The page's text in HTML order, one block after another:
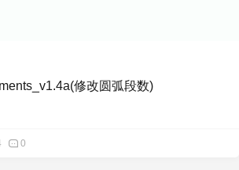
修改圆弧段数)
0